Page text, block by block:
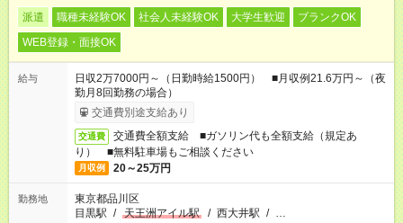
派遣 職種未経験OK 社会人未経験OK 大学生歓迎
ブランクOK
WEB登録・面接OK
給与
日収2万7000円～（日勤時給1500円） ■月収例21.6万円～（夜
勤月8回勤務の場合）
交通費別途支給あり
交通費
交通費全額支給 ■ガソリン代も全額支給（規定あ
り） ■無料駐車場もご相談ください
月収例 20～25万円
勤務地
東京都品川区
目黒駅 / 天王洲アイル駅 / 西大井駅 / …